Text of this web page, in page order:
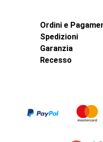
Ordini e
Spedizioni
Garanzia
Recesso